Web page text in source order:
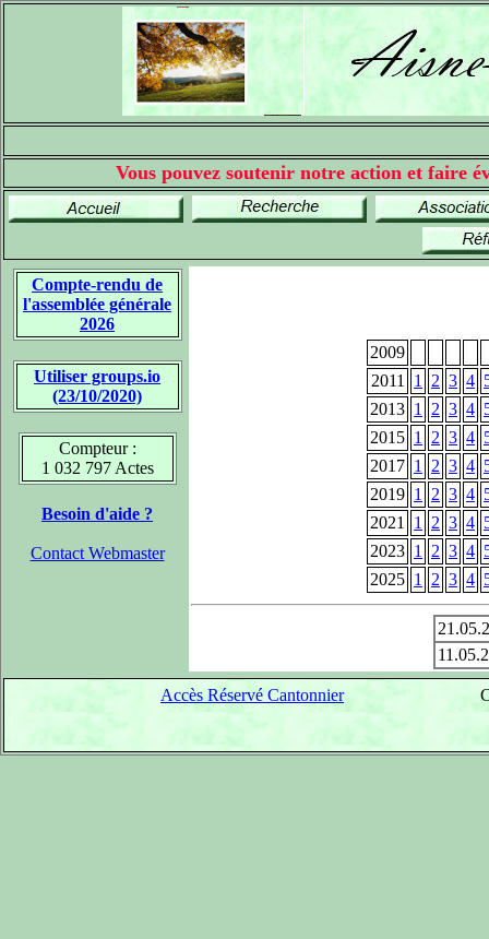
Vous pouvez soutenir notre action et faire
Compte-rendu de
l'assemblée générale
2026
Utiliser groups.io
(23/10/2020)
Compteur :
1 032 797 Actes
Besoin d'aide ?
Contact Webmaster
2009
2011
1 2 3 4
2013 1 2 3 4
2015 1 2 3 4
2017 1 2 3 4
2019 1 2 3 4
2021
1 2 3 4
2023 1 2 3 4
2025 1 2 3 4
Accès Réservé Cantonnier